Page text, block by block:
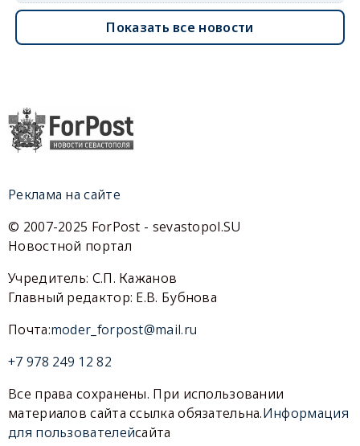
Показать все новости
Реклама на сайте
© 2007-2025 ForPost - sevastopol.SU
Новостной портал
Учредитель: С.П. Кажанов
Главный редактор: Е.В. Бубнова
Почта:moder_forpost@mail.ru
+7 978 249 12 82
Все права сохранены. При использовании
материалов сайта ссылка обязательна.Информация
для пользователейсайта